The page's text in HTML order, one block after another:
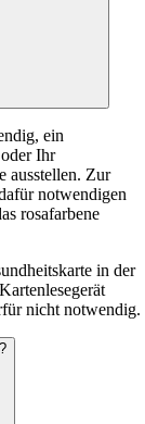
ein
Ihr
ausstellen. Zur
notwendigen
rosafarbene
in der
nicht notwendig.